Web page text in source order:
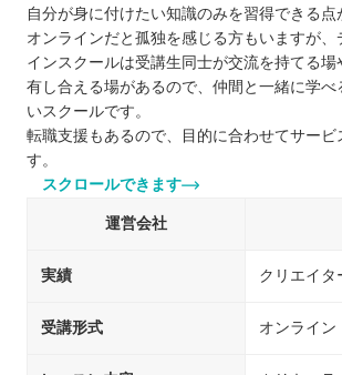
自分が身に付けたい知識のみを習得できる点
オンラインだと孤独を感じる方もいますが、
インスクールは受講生同士が交流を持てる
有し合える場があるので、仲間と一緒に学べ
いスクールです。
転職支援もあるので、目的に合わせてサービ
す。
スクロールできます
運営会社
実績 クリエイタ
受講形式 オンライン